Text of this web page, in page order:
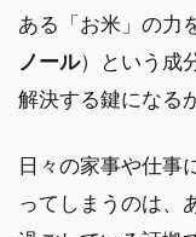
ある「お米」の力
ノール）という成
解決する鍵になる
日々の家事や仕事
ってしまうのは、